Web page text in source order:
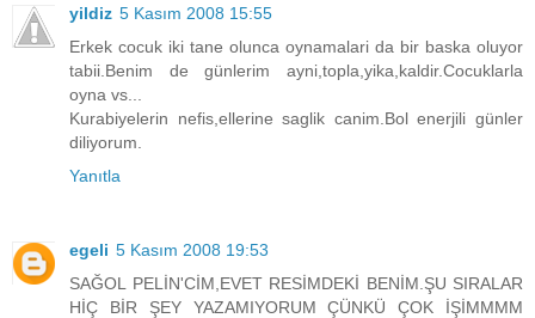
yildiz 5 Kasım 2008 15:55
Erkek cocuk iki tane olunca oynamalari da bir baska oluyor
tabii.Benim de günlerim ayni,topla,yika,kaldir.Cocuklarla
oyna vs...
Kurabiyelerin nefis,ellerine saglik canim.Bol enerjili günler
diliyorum.
Yanıtla
egeli 5 Kasım 2008 19:53
SAĞOL PELİN'CİM,EVET RESİMDEKİ BENİM.ŞU SIRALAR
HİÇ BİR ŞEY YAZAMIYORUM ÇÜNKÜ ÇOK İŞİMMMM